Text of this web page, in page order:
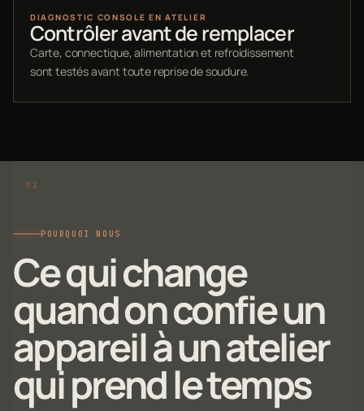
DIAGNOSTIC CONSOLE EN ATELIER
Contrôler avant de remplacer
Carte, connectique, alimentation et refroidissement
sont testés avant toute reprise de soudure.
POURQUOI NOUS
Ce qui change
quand on confie un
appareil à un atelier
qui prend le temps